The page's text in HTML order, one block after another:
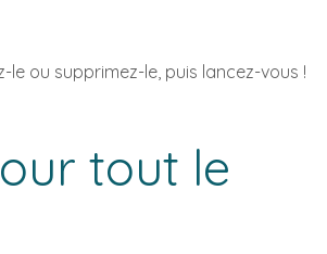
ou supprimez-le, puis lancez-vous !
tout le